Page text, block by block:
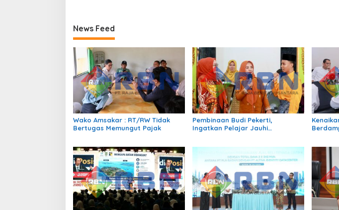
News Feed
Wako Amsakar : RT/RW Tidak
Bertugas Memungut Pajak
Pembinaan Budi Pekerti,
Ingatkan Pelajar Jauhi